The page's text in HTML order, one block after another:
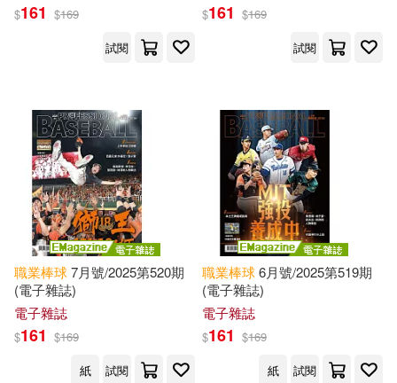
$161 $169
試閱
$161 $169
試閱
職業棒球7月號/2025第520期
(電子雜誌)
電子雜誌
$161 $169
紙
試閱
職業棒球6月號/2025第519期
(電子雜誌)
電子雜誌
$161 $169
紙
試閱